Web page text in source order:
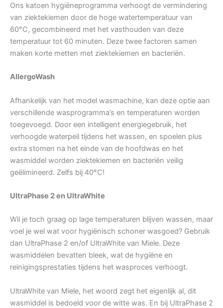
Ons katoen hygiëneprogramma verhoogt de vermindering
van ziektekiemen door de hoge watertemperatuur van
60°C, gecombineerd met het vasthouden van deze
temperatuur tot 60 minuten. Deze twee factoren samen
maken korte metten met ziektekiemen en bacteriën.
AllergoWash
Afhankelijk van het model wasmachine, kan deze optie aan
verschillende wasprogramma’s en temperaturen worden
toegevoegd. Door een intelligent energiegebruik, het
verhoogde waterpeil tijdens het wassen, en spoelen plus
extra stomen na het einde van de hoofdwas en het
wasmiddel worden ziektekiemen en bacteriën veilig
geëlimineerd. Zelfs bij 40°C!
UltraPhase 2 en UltraWhite
Wil je toch graag op lage temperaturen blijven wassen, maar
voel je wel wat voor hygiënisch schoner wasgoed? Gebruik
dan UltraPhase 2 en/of UltraWhite van Miele. Deze
wasmiddelen bevatten bleek, wat de hygiëne en
reinigingsprestaties tijdens het wasproces verhoogt.
UltraWhite van Miele, het woord zegt het eigenlijk al, dit
wasmiddel is bedoeld voor de witte was. En bij UltraPhase 2